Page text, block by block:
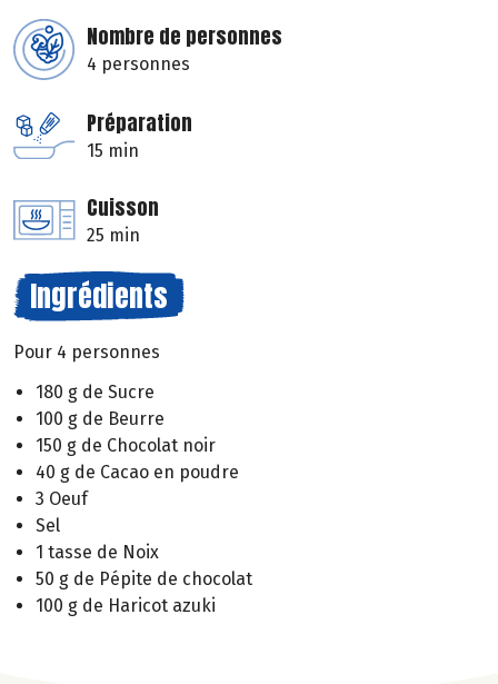
Nombre de personnes
4 personnes
Préparation
15 min
Cuisson
25 min
Ingrédients
Pour 4 personnes
180 g de Sucre
100 g de Beurre
150 g de Chocolat noir
40 g de Cacao en poudre
3 Oeuf
Sel
1 tasse de Noix
50 g de Pépite de chocolat
100 g de Haricot azuki